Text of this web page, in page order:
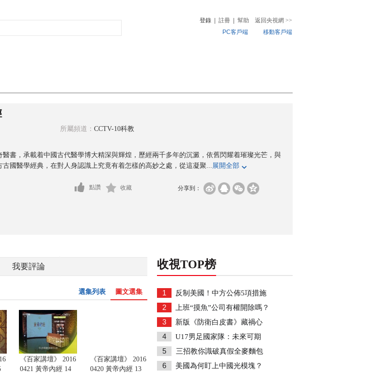
登錄 註冊 幫助 返回央視網 >>
PC客戶端
移動客戶端
所屬頻道： CCTV-10科教
醫書，承載着中國古代醫學博大精深與輝煌，歷經兩千多年的沉澱，依舊閃耀着璀璨光芒，與
國醫學經典，在對人身認識上究竟有着怎樣的高妙之處，從這凝聚...展開全部
分享到：
點讚 收藏
我要評論
圖文選集
選集列表
《百家講壇》 2016
0421 黃帝內經 14
《百家講壇》 2016
0420 黃帝內經 13
收視TOP榜
1 反制美國！中方公佈5項措施
2 上班“摸魚”公司有權開除嗎？
3 新版《防衛白皮書》藏禍心
4 U17男足國家隊：未來可期
5 三招教你識破真假全麥麵包
6 美國為何盯上中國光模塊？